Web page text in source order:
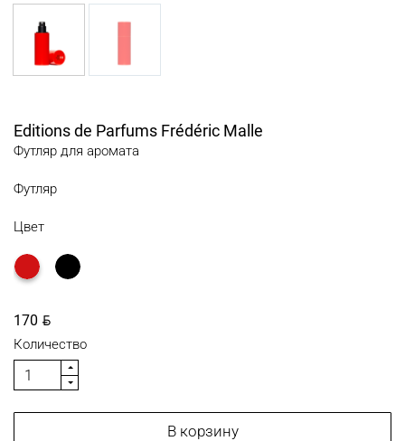
Editions de Parfums Frédéric Malle
Футляр для аромата
Футляр
Цвет
170 BYN
Количество
В корзину